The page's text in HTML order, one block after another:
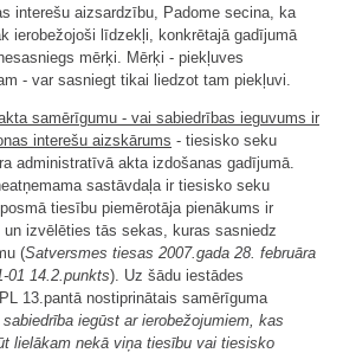
interešu aizsardzību, Padome secina, ka
ierobežojoši līdzekļi, konkrētajā gadījumā
mērķi. Mērķi - piekļuves
- var sasniegt tikai liedzot tam piekļuvi.
samērīgumu - vai sabiedrības ieguvums ir
interešu aizskārums - tiesisko seku
administratīvā akta izdošanas gadījumā.
sastāvdaļa ir tiesisko seku
tiesību piemērotāja pienākums ir
izvēlēties tās sekas, kuras sasniedz
(Satversmes tiesas 2007.gada 28. februāra
01 14.2.punkts). Uz šādu iestādes
13.pantā nostiprinātais samērīguma
iegūst ar ierobežojumiem, kas
lielākam nekā viņa tiesību vai tiesisko